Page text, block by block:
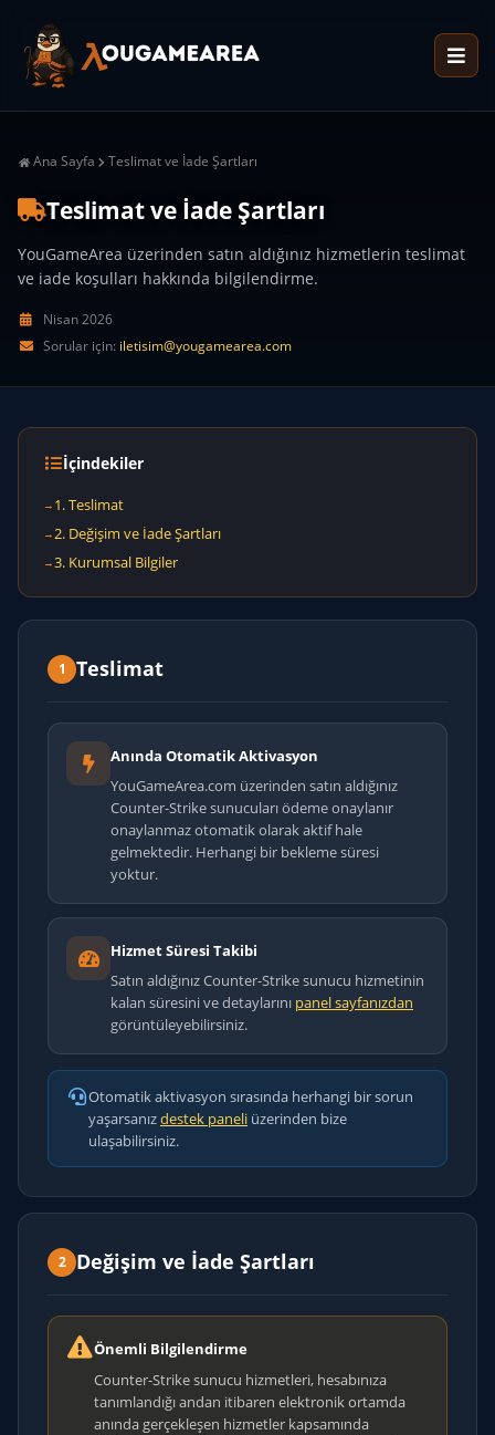
Ana Sayfa Teslimat ve İade Şartları
Teslimat ve İade Şartları
YouGameArea üzerinden satın aldığınız hizmetlerin teslimat
ve iade koşulları hakkında bilgilendirme.
Nisan 2026
Sorular için: iletisim@yougamearea.com
İçindekiler
1. Teslimat
2. Değişim ve İade Şartları
3. Kurumsal Bilgiler
1 Teslimat
Anında Otomatik Aktivasyon
YouGameArea.com üzerinden satın aldığınız
Counter-Strike sunucuları ödeme onaylanır
onaylanmaz otomatik olarak aktif hale
gelmektedir. Herhangi bir bekleme süresi
yoktur.
Hizmet Süresi Takibi
Satın aldığınız Counter-Strike sunucu hizmetinin
kalan süresini ve detaylarını panel sayfanızdan
görüntüleyebilirsiniz.
Otomatik aktivasyon sırasında herhangi bir sorun
yaşarsanızdestek paneli üzerinden bize
ulaşabilirsiniz.
2 Değişim ve İade Şartları
Önemli Bilgilendirme
Counter-Strike sunucu hizmetleri, hesabınıza
tanımlandığı andan itibaren elektronik ortamda
anında gerçekleşen hizmetler kapsamında